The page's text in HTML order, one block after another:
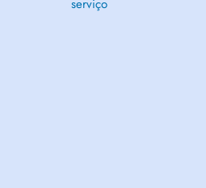
serviço